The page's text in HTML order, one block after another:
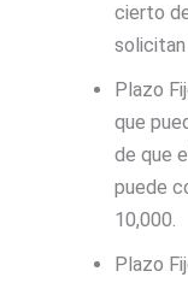
cierto
solicitan
Plazo
que
de que
puede
10,000.
Plazo